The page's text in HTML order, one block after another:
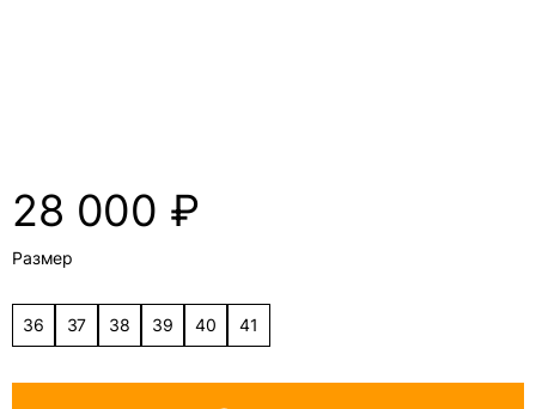
28 000 ₽
Размер
36 37 38 39 40 41